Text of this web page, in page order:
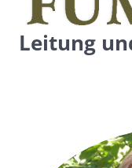
Leitung